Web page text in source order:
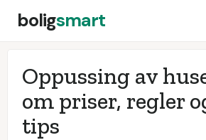
boligsmart
Oppussing av
om priser, regler
tips